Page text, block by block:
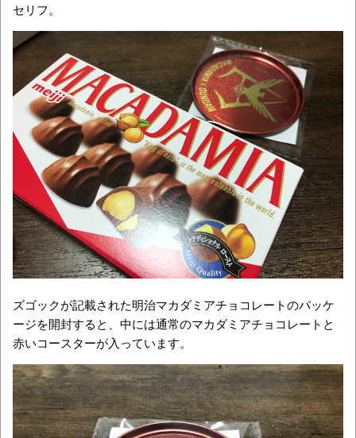
セリフ。
ズゴックが記載された明治マカダミアチョコレートのパッケ
ージを開封すると、中には通常のマカダミアチョコレートと
赤いコースターが入っています。